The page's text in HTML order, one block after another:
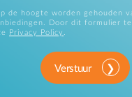
de hoogte worden gehouden
Door dit formulier
Privacy Policy .
Verstuur